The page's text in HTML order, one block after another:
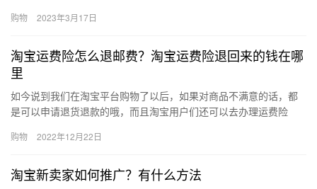
台。在…
购物 2023年3月17日
淘宝运费险怎么退邮费？淘宝运费险退回来的钱在哪
里
如今说到我们在淘宝平台购物了以后，如果对商品不满意的话，都
是可以申请退货退款的哦，而且淘宝用户们还可以去办理运费险
下面来看…
购物 2022年12月22日
淘宝新卖家如何推广？有什么方法